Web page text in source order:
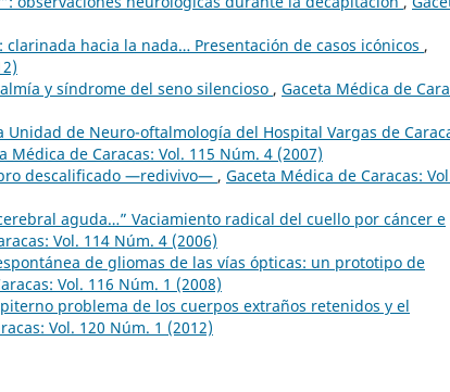
clarinada hacia la nada… Presentación de casos icónicos ,
y síndrome del seno silencioso , Gaceta Médica de
Unidad de Neuro-oftalmología del Hospital Vargas de
Médica de Caracas: Vol. 115 Núm. 4 (2007)
descalificado —redivivo— , Gaceta Médica de Caracas:
aguda…” Vaciamiento radical del cuello por cáncer e
Vol. 114 Núm. 4 (2006)
de gliomas de las vías ópticas: un prototipo de
Vol. 116 Núm. 1 (2008)
problema de los cuerpos extraños retenidos y el
Vol. 120 Núm. 1 (2012)